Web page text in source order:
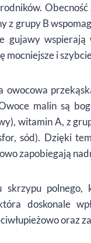
z grupy B
gujawy
mocniejsze i
owocowa
malin są
witamin A, z
sód). Dzięki
zapobiegają
polnego,
doskonale
oraz